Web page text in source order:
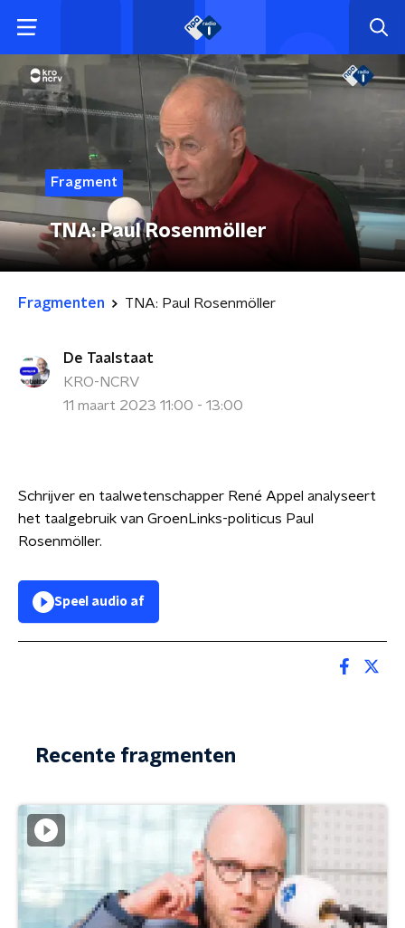
Fragment
TNA: Paul Rosenmöller
Fragmenten TNA: Paul Rosenmöller
De Taalstaat
KRO-NCRV
11 maart 2023 11:00 - 13:00
Schrijver en taalwetenschapper René Appel analyseert
het taalgebruik van GroenLinks-politicus Paul
Rosenmöller.
Speel audio af
Recente fragmenten